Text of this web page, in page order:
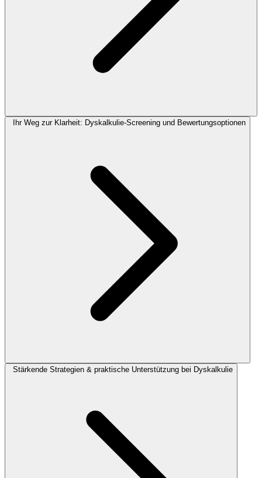
Ihr Weg zur Klarheit: Dyskalkulie-Screening und Bewertungsoptionen
Stärkende Strategien & praktische Unterstützung bei Dyskalkulie